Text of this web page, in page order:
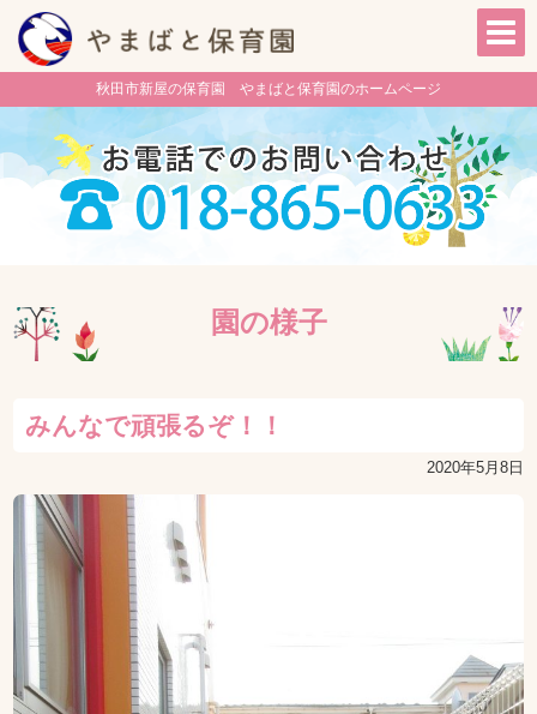
秋田市新屋の保育園 やまばと保育園のホームページ
園の様子
みんなで頑張るぞ！！
2020年5月8日